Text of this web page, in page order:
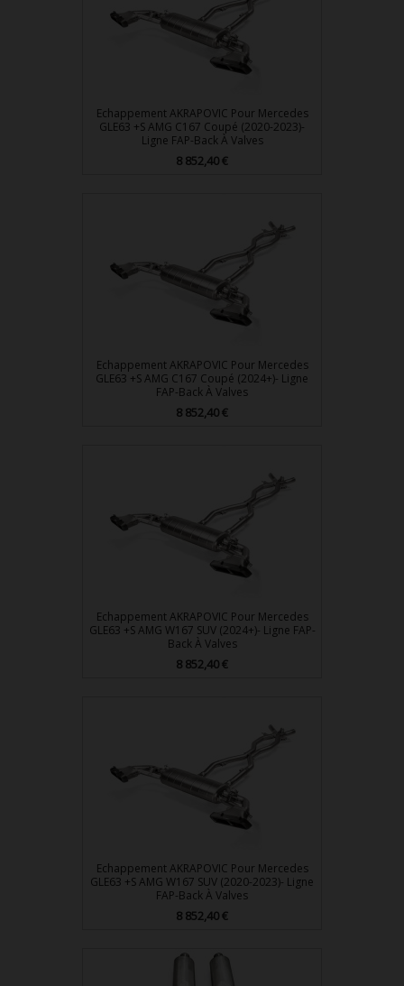
Echappement AKRAPOVIC Pour Mercedes
GLE63 +S AMG C167 Coupé (2020-2023)-
Ligne FAP-Back À Valves
Prix
8 852,40 €
Echappement AKRAPOVIC Pour Mercedes
GLE63 +S AMG C167 Coupé (2024+)- Ligne
FAP-Back À Valves
Prix
8 852,40 €
Echappement AKRAPOVIC Pour Mercedes
GLE63 +S AMG W167 SUV (2024+)- Ligne FAP-
Back À Valves
Prix
8 852,40 €
Echappement AKRAPOVIC Pour Mercedes
GLE63 +S AMG W167 SUV (2020-2023)- Ligne
FAP-Back À Valves
Prix
8 852,40 €